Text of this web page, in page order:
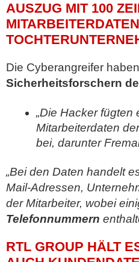
AUSZUG MIT 100
Die Cyberangreifer
Sicherheitsforschern
„Die Hacker
Mitarbeiterdaten
bei, darunter
„Bei den Daten handelt
Mail-Adressen,
der Mitarbeiter, wobei
Telefonnummern
RTL GROUP HÄLT